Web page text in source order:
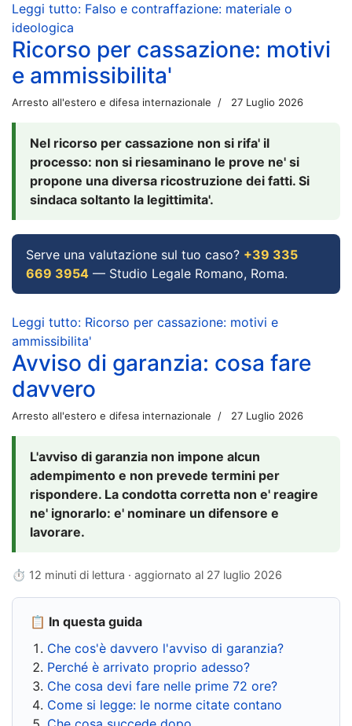
Leggi tutto: Falso e contraffazione: materiale o
ideologica
Ricorso per cassazione: motivi
e ammissibilita'
Arresto all'estero e difesa internazionale 27 Luglio 2026
Nel ricorso per cassazione non si rifa' il
processo: non si riesaminano le prove ne' si
propone una diversa ricostruzione dei fatti. Si
sindaca soltanto la legittimita'.
Serve una valutazione sul tuo caso? +39 335
669 3954 — Studio Legale Romano, Roma.
Leggi tutto: Ricorso per cassazione: motivi e
ammissibilita'
Avviso di garanzia: cosa fare
davvero
Arresto all'estero e difesa internazionale 27 Luglio 2026
L'avviso di garanzia non impone alcun
adempimento e non prevede termini per
rispondere. La condotta corretta non e' reagire
ne' ignorarlo: e' nominare un difensore e
lavorare.
⏱ 12 minuti di lettura · aggiornato al 27 luglio 2026
📋 In questa guida
Che cos'è davvero l'avviso di garanzia?
Perché è arrivato proprio adesso?
Che cosa devi fare nelle prime 72 ore?
Come si legge: le norme citate contano